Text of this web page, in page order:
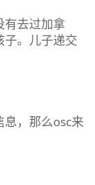
有去过加拿
子。儿子递交
，那么osc来